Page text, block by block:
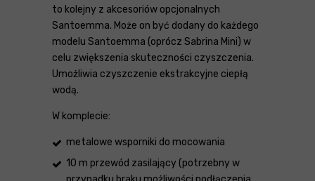
to kolejny z akcesoriów opcjonalnych
Santoemma. Może on być dodany do każdego
modelu Santoemma (oprócz Sabrina Mini) w
celu zwiększenia skuteczności czyszczenia.
Umożliwia czyszczenie ekstrakcyjne ciepłą
wodą.
W komplecie:
metalowe wsporniki do mocowania
10 m przewód zasilający (potrzebny w